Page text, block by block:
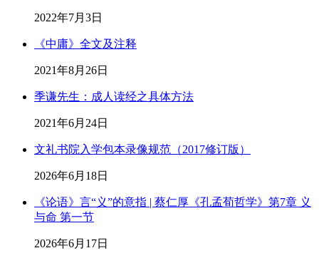
2022年7月3日
《中庸》全文及注释
2021年8月26日
季谦先生：成人读经之具体方法
2021年6月24日
文礼书院入学包本录像规范（2017修订版）
2026年6月18日
《论语》言“义”的意指 | 蔡仁厚《孔孟荀哲学》第7章 义
与命 第一节
2026年6月17日